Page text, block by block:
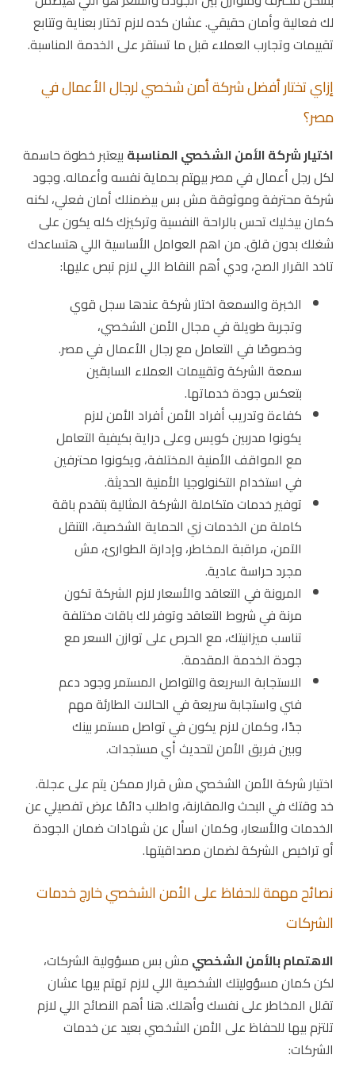
لك فعالية وأمان حقيقي. عشان كده لازم تختار بعناية وتتابع
تقييمات وتجارب العملاء قبل ما تستقر على الخدمة المناسبة.
إزاي تختار أفضل شركة أمن شخصي لرجال الأعمال في
مصر؟
اختيار شركة الأمن الشخصي المناسبة بيعتبر خطوة حاسمة
لكل رجل أعمال في مصر بيهتم بحماية نفسه وأعماله. وجود
شركة محترفة وموثوقة مش بس بيضمنلك أمان فعلي، لكنه
كمان بيخليك تحس بالراحة النفسية وتركيزك كله يكون على
شغلك بدون قلق. من اهم العوامل الأساسية اللي هتساعدك
تاخد القرار الصح، ودي أهم النقاط اللي لازم تبص عليها:
الخبرة والسمعة اختار شركة عندها سجل قوي
وتجربة طويلة في مجال الأمن الشخصي،
وخصوصًا في التعامل مع رجال الأعمال في مصر.
سمعة الشركة وتقييمات العملاء السابقين
بتعكس جودة خدماتها.
كفاءة وتدريب أفراد الأمن أفراد الأمن لازم
يكونوا مدربين كويس وعلى دراية بكيفية التعامل
مع المواقف الأمنية المختلفة، ويكونوا محترفين
في استخدام التكنولوجيا الأمنية الحديثة.
توفير خدمات متكاملة الشركة المثالية بتقدم باقة
كاملة من الخدمات زي الحماية الشخصية، التنقل
الآمن، مراقبة المخاطر، وإدارة الطوارئ، مش
مجرد حراسة عادية.
المرونة في التعاقد والأسعار لازم الشركة تكون
مرنة في شروط التعاقد وتوفر لك باقات مختلفة
تناسب ميزانيتك، مع الحرص على توازن السعر مع
جودة الخدمة المقدمة.
الاستجابة السريعة والتواصل المستمر وجود دعم
فني واستجابة سريعة في الحالات الطارئة مهم
جدًا، وكمان لازم يكون في تواصل مستمر بينك
وبين فريق الأمن لتحديث أي مستجدات.
اختيار شركة الأمن الشخصي مش قرار ممكن يتم على عجلة.
خد وقتك في البحث والمقارنة، واطلب دائمًا عرض تفصيلي عن
الخدمات والأسعار، وكمان اسأل عن شهادات ضمان الجودة
أو تراخيص الشركة لضمان مصداقيتها.
نصائح مهمة للحفاظ على الأمن الشخصي خارج خدمات
الشركات
الاهتمام بالأمن الشخصي مش بس مسؤولية الشركات،
لكن كمان مسؤوليتك الشخصية اللي لازم تهتم بيها عشان
تقلل المخاطر على نفسك وأهلك. هنا أهم النصائح اللي لازم
تلتزم بيها للحفاظ على الأمن الشخصي بعيد عن خدمات
الشركات: